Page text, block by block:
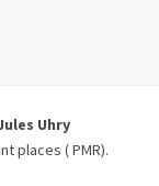
Uhry
places ( PMR).